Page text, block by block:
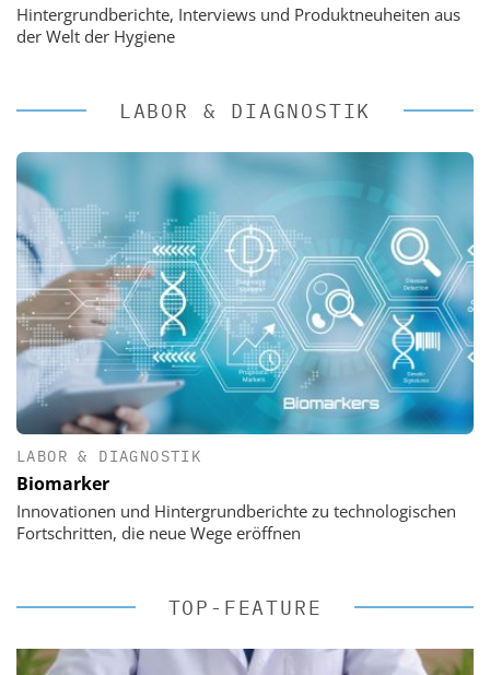
Hintergrundberichte, Interviews und Produktneuheiten aus
der Welt der Hygiene
LABOR & DIAGNOSTIK
LABOR & DIAGNOSTIK
Biomarker
Innovationen und Hintergrundberichte zu technologischen
Fortschritten, die neue Wege eröffnen
TOP-FEATURE